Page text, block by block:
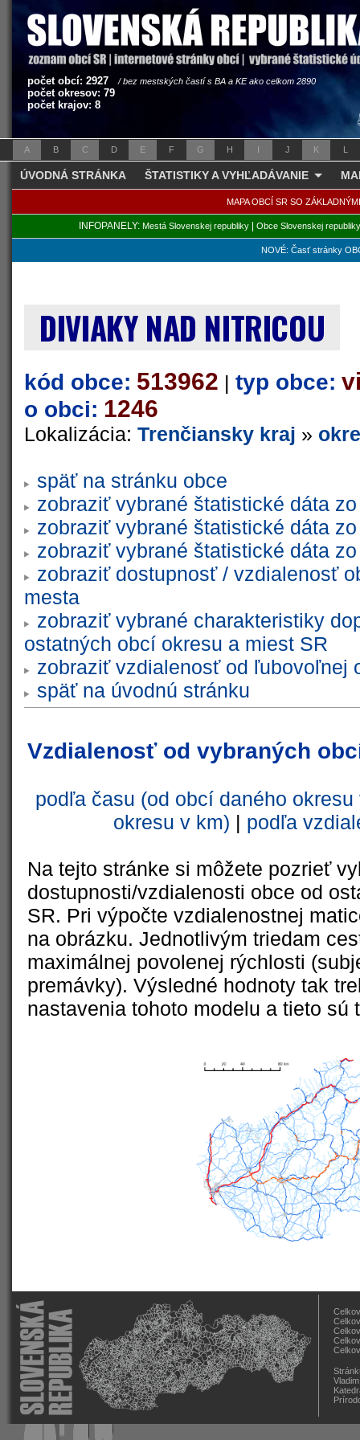
počet obcí: 2927 / bez mestských častí s BA a KE ako celkom 2890
počet okresov: 79
počet krajov: 8
A B C D E F G H I J K L
ÚVODNÁ STRÁNKA ŠTATISTIKY A VYHĽADÁVANIE
MAPA OBCÍ SR SO
INFOPANELY: Mestá Slovenskej republiky| Obce Slovenskej republiky
NOVÉ: Časť stránky
DIVIAKY NAD NITRICOU
kód obce: 513962 | typ obce:
o obci: 1246
Lokalizácia: Trenčiansky kraj »
späť na stránku obce
zobraziť vybrané štatistické dáta
zobraziť vybrané štatistické dáta
zobraziť vybrané štatistické dáta
zobraziť dostupnosť / vzdialenosť
mesta
zobraziť vybrané charakteristiky
ostatných obcí okresu a miest SR
zobraziť vzdialenosť od ľubovoľnej
späť na úvodnú stránku
Vzdialenosť od vybraných
podľa času (od obcí daného okresu
okresu v km) | podľa
Na tejto stránke si môžete pozrieť
dostupnosti/vzdialenosti obce od
SR. Pri výpočte vzdialenostnej
na obrázku. Jednotlivým triedam
maximálnej povolenej rýchlosti
premávky). Výsledné hodnoty tak
nastavenia tohoto modelu a tieto